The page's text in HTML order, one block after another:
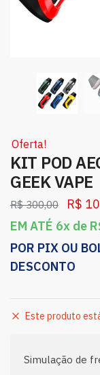
Oferta!
KIT POD
GEEK VAPE
R$300,00 R$
EM ATÉ 6x de
POR PIX OU
DESCONTO
Este produto
Simulação de